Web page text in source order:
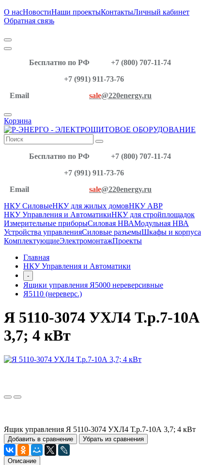
О насНовостиНаши проектыКонтактыЛичный кабинет
Обратная связь
Бесплатно по РФ
+7 (800) 707-11-74
+7 (991) 911-73-76
Email
sale@220energy.ru
Корзина
Бесплатно по РФ
+7 (800) 707-11-74
+7 (991) 911-73-76
Email
sale@220energy.ru
НКУ СиловыеНКУ для жилых домовНКУ АВР
НКУ Управления и АвтоматикиНКУ для стройплощадок
Измерительные приборыСиловая НВАМодульная НВА
Устройства управленияСиловые разъемыШкафы и корпуса
КомплектующиеЭлектромонтажПроекты
Главная
НКУ Управления и Автоматики
-
Ящики управления Я5000 нереверсивные
Я5110 (нереверс.)
Я 5110-3074 УХЛ4 Т.р.7-10А
3,7; 4 кВт
Ящик управления Я 5110-3074 УХЛ4 Т.р.7-10А 3,7; 4 кВт
Добавить в сравнение Убрать из сравнения
Описание